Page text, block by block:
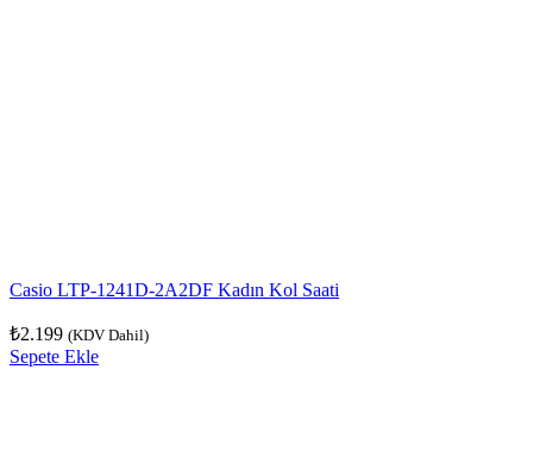
Casio LTP-1241D-2A2DF Kadın Kol Saati
₺2.199 (KDV Dahil)
Sepete Ekle